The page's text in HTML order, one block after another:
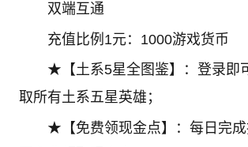
双端互通
充值比例1元：1000游戏货币
★【土系5星全图鉴】：登录即
取所有土系五星英雄；
★【免费领现金点】：每日完